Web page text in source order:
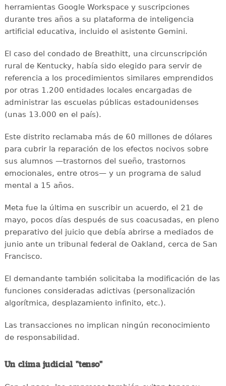
herramientas Google Workspace y suscripciones
durante tres años a su plataforma de inteligencia
artificial educativa, incluido el asistente Gemini.
El caso del condado de Breathitt, una circunscripción
rural de Kentucky, había sido elegido para servir de
referencia a los procedimientos similares emprendidos
por otras 1.200 entidades locales encargadas de
administrar las escuelas públicas estadounidenses
(unas 13.000 en el país).
Este distrito reclamaba más de 60 millones de dólares
para cubrir la reparación de los efectos nocivos sobre
sus alumnos —trastornos del sueño, trastornos
emocionales, entre otros— y un programa de salud
mental a 15 años.
Meta fue la última en suscribir un acuerdo, el 21 de
mayo, pocos días después de sus coacusadas, en pleno
preparativo del juicio que debía abrirse a mediados de
junio ante un tribunal federal de Oakland, cerca de San
Francisco.
El demandante también solicitaba la modificación de las
funciones consideradas adictivas (personalización
algorítmica, desplazamiento infinito, etc.).
Las transacciones no implican ningún reconocimiento
de responsabilidad.
Un clima judicial "tenso"